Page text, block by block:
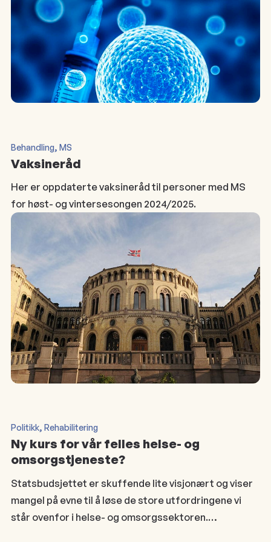
Behandling, MS
Vaksineråd
Her er oppdaterte vaksineråd til personer med MS
for høst- og vintersesongen 2024/2025.
Politikk, Rehabilitering
Ny kurs for vår felles helse- og
omsorgstjeneste?
Statsbudsjettet er skuffende lite visjonært og viser
mangel på evne til å løse de store utfordringene vi
står ovenfor i helse- og omsorgssektoren.…